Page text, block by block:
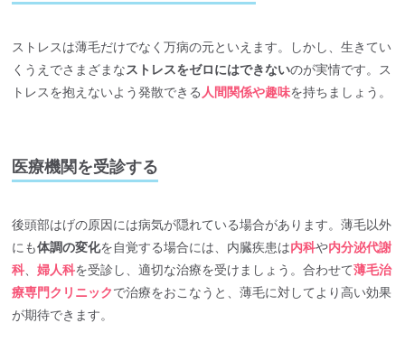
ストレスは薄毛だけでなく万病の元といえます。しかし、生きてい
くうえでさまざまなストレスをゼロにはできないのが実情です。ス
トレスを抱えないよう発散できる 人間関係や趣味を持ちましょう。
医療機関を受診する
後頭部はげの原因には病気が隠れている場合があります。薄毛以外
にも体調の変化を自覚する場合には、内臓疾患は内科や内分泌代謝
科 、婦人科を受診し、適切な治療を受けましょう。合わせて薄毛治
療専門クリニックで治療をおこなうと、薄毛に対してより高い効果
が期待できます。